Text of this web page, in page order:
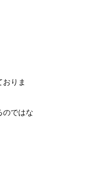
りま
のではな